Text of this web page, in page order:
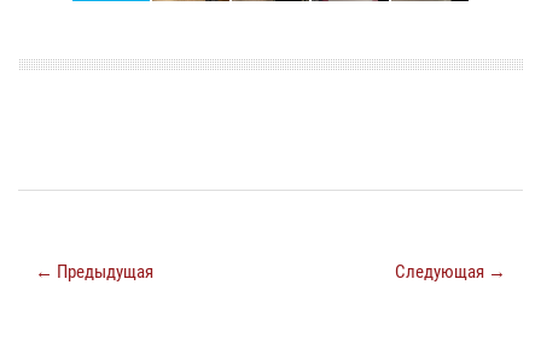
← Предыдущая Следующая →